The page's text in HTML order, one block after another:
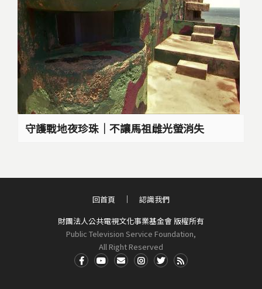
守護戰地夜珍珠｜不讓馬祖雌光螢消失
財團法人公共電視文化事業基金會 版權所有
Public Television Service Foundation,
All Right Reserved
回首頁 認識我們